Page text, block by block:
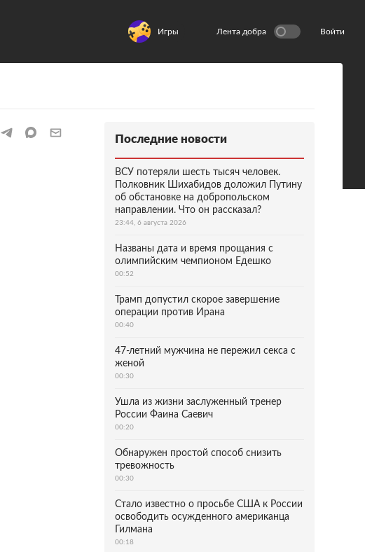
Игры Лента добра Войти
Последние новости
ВСУ потеряли шесть тысяч человек.
Полковник Шихабидов доложил Путину
об обстановке на добропольском
направлении. Что он рассказал?
23:44, 6 августа 2026
Названы дата и время прощания с
олимпийским чемпионом Едешко
00:52
Трамп допустил скорое завершение
операции против Ирана
00:40
47-летний мужчина не пережил секса с
женой
00:30
Ушла из жизни заслуженный тренер
России Фаина Саевич
00:20
Обнаружен простой способ снизить
тревожность
00:30
Стало известно о просьбе США к России
освободить осужденного американца
Гилмана
00:18